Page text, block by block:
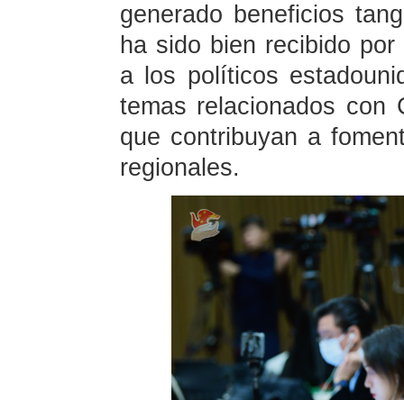
generado beneficios
ha sido bien recibido
a los políticos
temas relacionados con
que contribuyan a
regionales.